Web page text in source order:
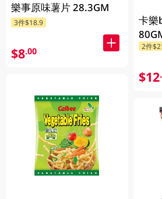
樂事原味薯片 28.3GM
3件$18.9
$8.00
卡樂
2件
$12